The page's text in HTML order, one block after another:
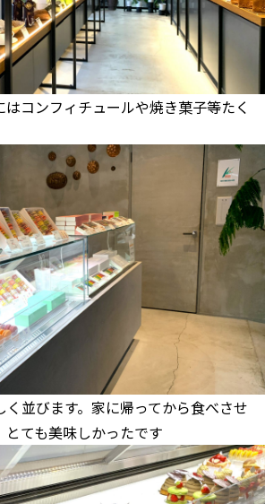
はコンフィチュールや焼き菓子等たく
並びます。家に帰ってから食べさせ
ても美味しかったです